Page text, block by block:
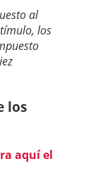
al
los
los
aquí el